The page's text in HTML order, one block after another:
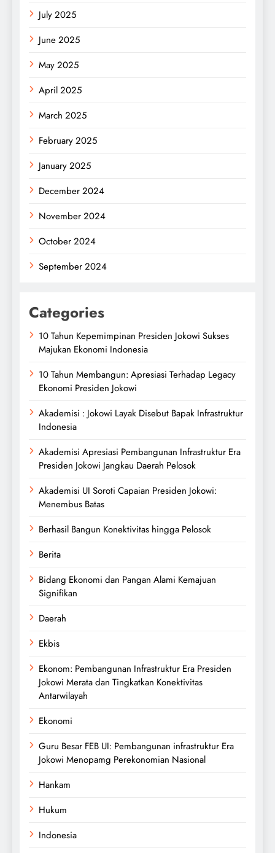
July 2025
June 2025
May 2025
April 2025
March 2025
February 2025
January 2025
December 2024
November 2024
October 2024
September 2024
Categories
10 Tahun Kepemimpinan Presiden Jokowi Sukses
Majukan Ekonomi Indonesia
10 Tahun Membangun: Apresiasi Terhadap Legacy
Ekonomi Presiden Jokowi
Akademisi : Jokowi Layak Disebut Bapak Infrastruktur
Indonesia
Akademisi Apresiasi Pembangunan Infrastruktur Era
Presiden Jokowi Jangkau Daerah Pelosok
Akademisi UI Soroti Capaian Presiden Jokowi:
Menembus Batas
Berhasil Bangun Konektivitas hingga Pelosok
Berita
Bidang Ekonomi dan Pangan Alami Kemajuan
Signifikan
Daerah
Ekbis
Ekonom: Pembangunan Infrastruktur Era Presiden
Jokowi Merata dan Tingkatkan Konektivitas
Antarwilayah
Ekonomi
Guru Besar FEB UI: Pembangunan infrastruktur Era
Jokowi Menopamg Perekonomian Nasional
Hankam
Hukum
Indonesia